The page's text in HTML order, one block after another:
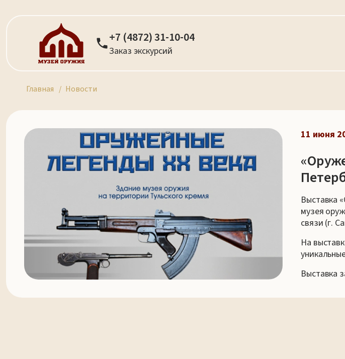
+7 (4872) 31-10-04
Заказ экскурсий
Главная Новости
11 июня
Выставка
музея
связи (г.
На
Выставка